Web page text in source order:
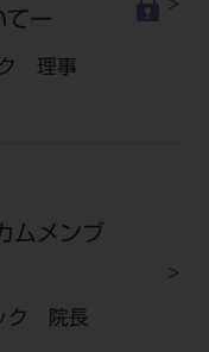
てー
ク 理事
ムメンブ
ック 院長